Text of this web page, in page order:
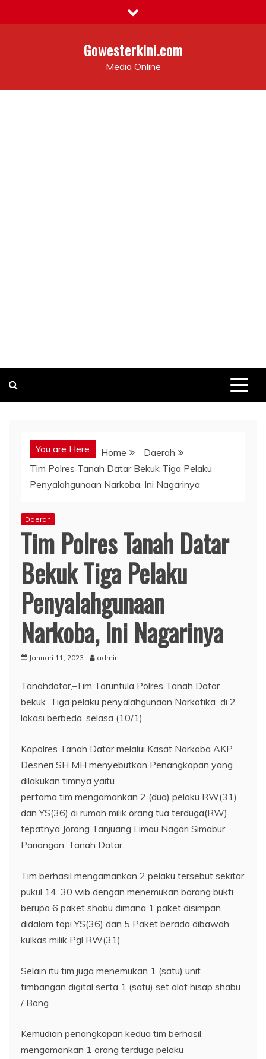
to
Gowesterkini.com
Media Online
You are Here Home
Daerah
Tim Polres Tanah Datar Bekuk Tiga Pelaku
Penyalahgunaan Narkoba, Ini Nagarinya
Daerah
Tim Polres Tanah Datar
Bekuk Tiga Pelaku
Penyalahgunaan
Narkoba, Ini Nagarinya
Januari 11, 2023 admin
Tanahdatar,–Tim Taruntula Polres Tanah Datar
bekuk Tiga pelaku penyalahgunaan Narkotika di 2
lokasi berbeda, selasa (10/1)
Kapolres Tanah Datar melalui Kasat Narkoba AKP
Desneri SH MH menyebutkan Penangkapan yang
dilakukan timnya yaitu
pertama tim mengamankan 2 (dua) pelaku RW(31)
dan YS(36) di rumah milik orang tua terduga(RW)
tepatnya Jorong Tanjuang Limau Nagari Simabur,
Pariangan, Tanah Datar.
Tim berhasil mengamankan 2 pelaku tersebut sekitar
pukul 14. 30 wib dengan menemukan barang bukti
berupa 6 paket shabu dimana 1 paket disimpan
didalam topi YS(36) dan 5 Paket berada dibawah
kulkas milik Pgl RW(31).
Selain itu tim juga menemukan 1 (satu) unit
timbangan digital serta 1 (satu) set alat hisap shabu
/ Bong.
Kemudian penangkapan kedua tim berhasil
mengamankan 1 orang terduga pelaku